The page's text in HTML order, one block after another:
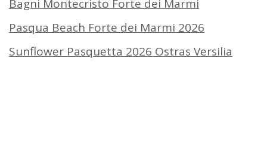
Bagni Montecristo Forte dei Marmi
Pasqua Beach Forte dei Marmi 2026
Sunflower Pasquetta 2026 Ostras Versilia